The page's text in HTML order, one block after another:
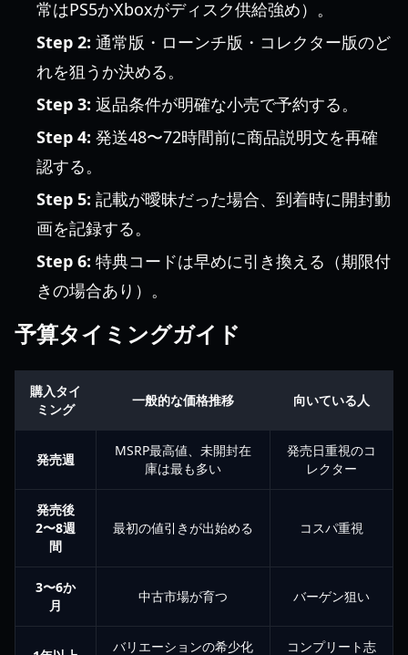
常はPS5かXboxがディスク供給強め）。
Step 2: 通常版・ローンチ版・コレクター版のど
れを狙うか決める。
Step 3: 返品条件が明確な小売で予約する。
Step 4: 発送48〜72時間前に商品説明文を再確
認する。
Step 5: 記載が曖昧だった場合、到着時に開封動
画を記録する。
Step 6: 特典コードは早めに引き換える（期限付
きの場合あり）。
予算タイミングガイド
購入タイ
ミング
一般的な価格推移 向いている人
発売週
MSRP最高値、未開封在
庫は最も多い
発売日重視のコ
レクター
発売後
2〜8週
間
最初の値引きが出始める コスパ重視
3〜6か
月
中古市場が育つ バーゲン狙い
バリエーションの希少化
コンプリート志